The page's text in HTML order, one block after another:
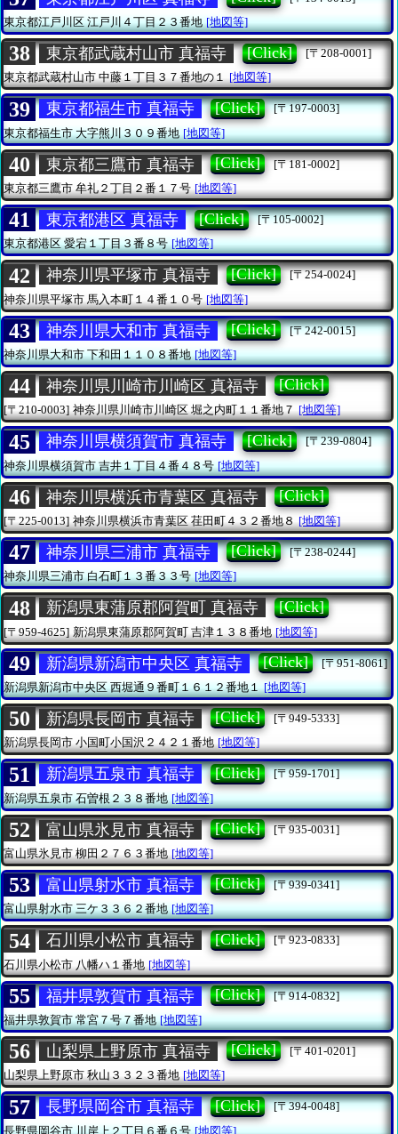
東京都江戸川区江戸川４丁目２３番地 [地図等]
38 東京都武蔵村山市 真福寺 [Click]
[〒208-0001]
東京都武蔵村山市中藤１丁目３７番地の１ [地図等]
39 東京都福生市 真福寺 [Click]
[〒197-0003]
東京都福生市大字熊川３０９番地 [地図等]
40 東京都三鷹市 真福寺 [Click]
[〒181-0002]
東京都三鷹市牟礼２丁目２番１７号 [地図等]
41 東京都港区 真福寺 [Click]
[〒105-0002]
東京都港区愛宕１丁目３番８号 [地図等]
42 神奈川県平塚市 真福寺 [Click]
[〒254-0024]
神奈川県平塚市 馬入本町１４番１０号 [地図等]
43 神奈川県大和市 真福寺 [Click]
[〒242-0015]
神奈川県大和市下和田１１０８番地 [地図等]
44 神奈川県川崎市川崎区 真福寺 [Click]
[〒210-0003] 神奈川県川崎市川崎区堀之内町１１番地７ [地図等]
45 神奈川県横須賀市 真福寺 [Click]
[〒239-0804]
神奈川県横須賀市吉井１丁目４番４８号 [地図等]
46 神奈川県横浜市青葉区 真福寺 [Click]
[〒225-0013] 神奈川県横浜市青葉区荏田町４３２番地８ [地図等]
47 神奈川県三浦市 真福寺 [Click]
[〒238-0244]
神奈川県三浦市白石町１３番３３号 [地図等]
48 新潟県東蒲原郡阿賀町 真福寺 [Click]
[〒959-4625] 新潟県東蒲原郡阿賀町 吉津１３８番地 [地図等]
49 新潟県新潟市中央区 真福寺 [Click]
[〒951-8061]
新潟県新潟市中央区西堀通９番町１６１２番地１ [地図等]
50 新潟県長岡市 真福寺 [Click]
[〒949-5333]
新潟県長岡市小国町小国沢２４２１番地 [地図等]
51 新潟県五泉市 真福寺 [Click]
[〒959-1701]
新潟県五泉市石曽根２３８番地 [地図等]
52 富山県氷見市 真福寺 [Click]
[〒935-0031]
富山県氷見市柳田２７６３番地 [地図等]
53 富山県射水市 真福寺 [Click]
[〒939-0341]
富山県射水市三ケ３３６２番地 [地図等]
54 石川県小松市 真福寺 [Click]
[〒923-0833]
石川県小松市 八幡ハ１番地 [地図等]
55 福井県敦賀市 真福寺 [Click]
[〒914-0832]
福井県敦賀市常宮７号７番地 [地図等]
56 山梨県上野原市 真福寺 [Click]
[〒401-0201]
山梨県上野原市秋山３３２３番地 [地図等]
57 長野県岡谷市 真福寺 [Click]
[〒394-0048]
長野県岡谷市川岸上２丁目６番６号 [地図等]